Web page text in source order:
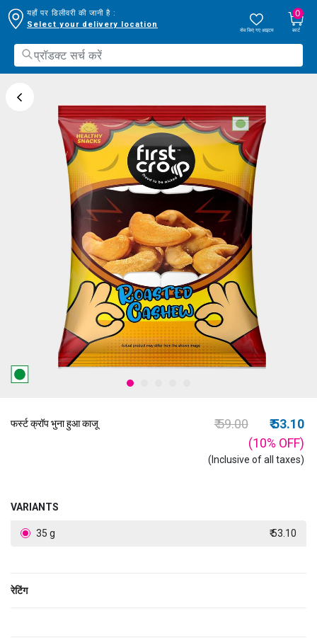
यहाँ पर डिलीवरी की जानी है :
Select your delivery location
सेव किए गए आइटम
0
कार्ट
फर्स्ट क्रॉप भुना हुआ काजू Price reduced
₹ 59.00to
₹ 53.10
(10% OFF)
(Inclusive of all taxes)
VARIANTS
35 g ₹ 53.10
रेटिंग